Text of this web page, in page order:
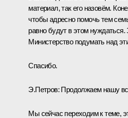
материал, так его назовём.
чтобы адресно помочь тем
равно будут в этом
Министерство подумать над
Спасибо.
Э.Петров: Продолжаем нашу
Мы сейчас переходим к теме,